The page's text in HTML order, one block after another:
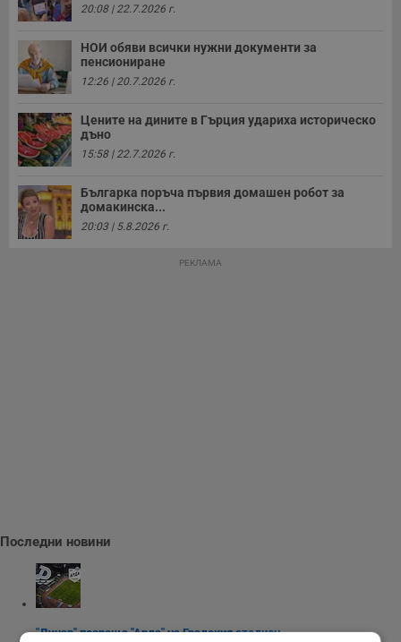
20:08 | 22.7.2026 г.
НОИ обяви всички нужни документи за
пенсиониране
12:26 | 20.7.2026 г.
Цените на дините в Гърция удариха историческо
дъно
15:58 | 22.7.2026 г.
Българка поръча първия домашен робот за
домакинска...
20:03 | 5.8.2026 г.
РЕКЛАМА
Последни новини
"Дунав" посреща "Арда" на Градския стадион